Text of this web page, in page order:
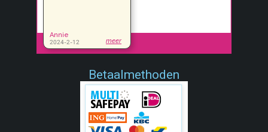
Betaalmethoden